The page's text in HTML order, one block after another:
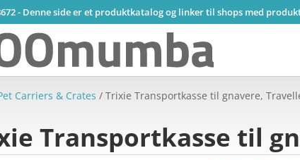
- Denne side er et produktkatalog og linker til shops med
Carriers & Crates / Trixie Transportkasse til gnavere,
Transportkasse til